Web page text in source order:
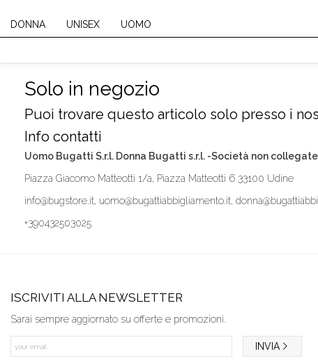
DONNA UNISEX UOMO
Solo in negozio
Puoi trovare questo articolo solo presso i
Info contatti
Uomo Bugatti S.r.l. Donna Bugatti s.r.l. -Società non
Piazza Giacomo Matteotti 1/a, Piazza Matteotti 6 33100 Udine
info@bugstore.it, uomo@bugattiabbigliamento.it,
+390432503025
ISCRIVITI ALLA NEWSLETTER
Sarai sempre aggiornato su offerte e promozioni.
INVIA